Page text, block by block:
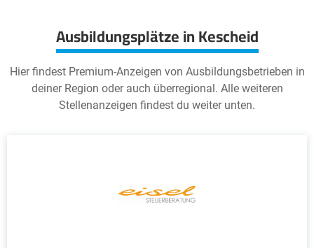
Ausbildungsplätze in Kescheid
Hier findest Premium-Anzeigen von Ausbildungsbetrieben in
deiner Region oder auch überregional. Alle weiteren
Stellenanzeigen findest du weiter unten.